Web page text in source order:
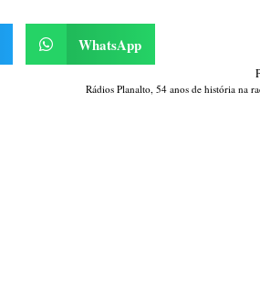
WhatsApp
Rádios Planalto, 54 anos de história na